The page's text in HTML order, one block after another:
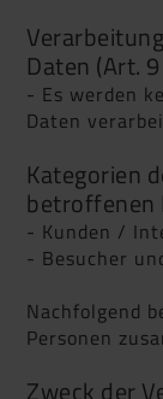
Daten (Art.
- Es werden
Daten
Kategorien
betroffenen
- Kunden /
- Besucher
Nachfolgend
Personen
Zweck der